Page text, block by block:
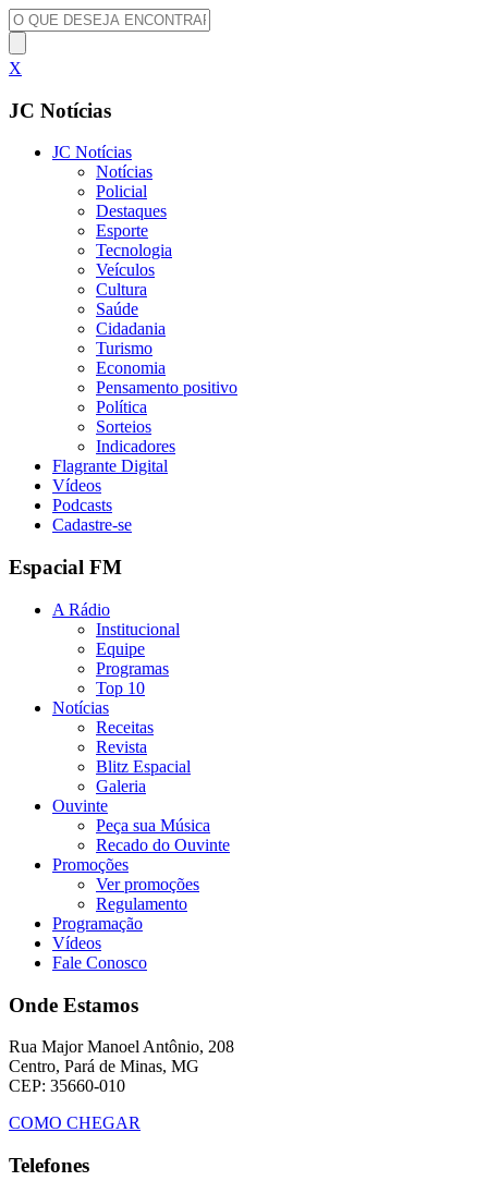
X
JC Notícias
JC Notícias
Notícias
Policial
Destaques
Esporte
Tecnologia
Veículos
Cultura
Saúde
Cidadania
Turismo
Economia
Pensamento positivo
Política
Sorteios
Indicadores
Flagrante Digital
Vídeos
Podcasts
Cadastre-se
Espacial FM
A Rádio
Institucional
Equipe
Programas
Top 10
Notícias
Receitas
Revista
Blitz Espacial
Galeria
Ouvinte
Peça sua Música
Recado do Ouvinte
Promoções
Ver promoções
Regulamento
Programação
Vídeos
Fale Conosco
Onde Estamos
Rua Major Manoel Antônio, 208
Centro, Pará de Minas, MG
CEP: 35660-010
COMO CHEGAR
Telefones